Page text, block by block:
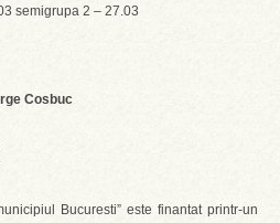
semigrupa 2 – 27.03
Cosbuc
Bucuresti” este finantat printr-un